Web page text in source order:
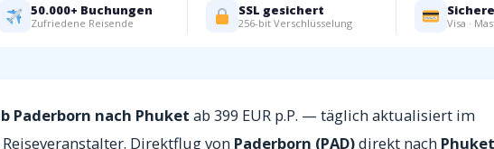
50.000+ Buchungen
Zufriedene Reisende
SSL gesichert
256-bit Verschlüsselung Visa ·
Paderborn nach Phuket ab 399 EUR p.P. — täglich aktualisiert im
Direktflug von Paderborn (PAD)direkt nach Phuket